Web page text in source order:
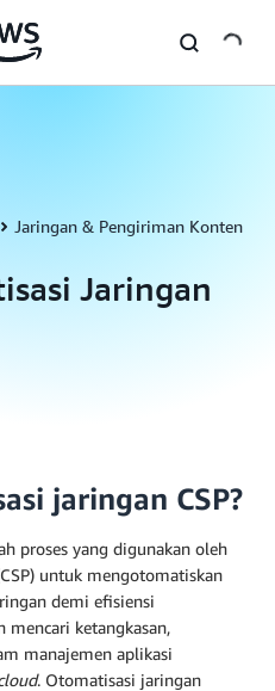
Jaringan & Pengiriman Konten
Jaringan
jaringan CSP?
proses yang digunakan oleh
untuk mengotomatiskan
demi efisiensi
mencari ketangkasan,
manajemen aplikasi
. Otomatisasi jaringan